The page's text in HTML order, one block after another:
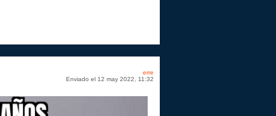
erre
Enviado el 12 may 2022, 11:32